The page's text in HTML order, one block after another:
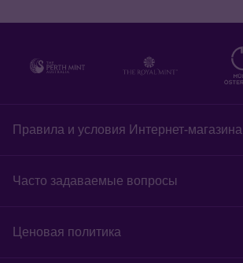
Правила и условия Интернет-магазина
Часто задаваемые вопросы
Ценовая политика